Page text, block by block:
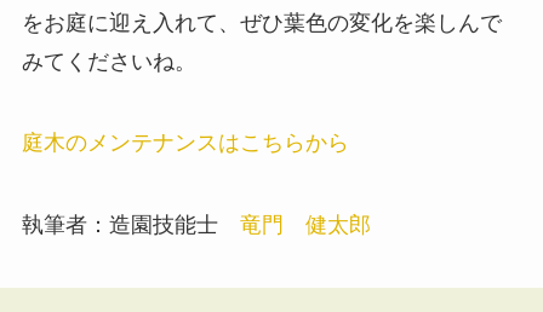
をお庭に迎え入れて、ぜひ葉色の変化を楽しんで
みてくださいね。
庭木のメンテナンスはこちらから
執筆者：造園技能士 竜門 健太郎